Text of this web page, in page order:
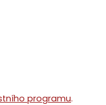
programu.